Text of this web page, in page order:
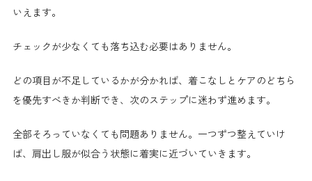
いえます。
チェックが少なくても落ち込む必要はありません。
どの項目が不足しているかが分かれば、着こなしとケアのどちら
を優先すべきか判断でき、次のステップに迷わず進めます。
全部そろっていなくても問題ありません。一つずつ整えていけ
ば、肩出し服が似合う状態に着実に近づいていきます。